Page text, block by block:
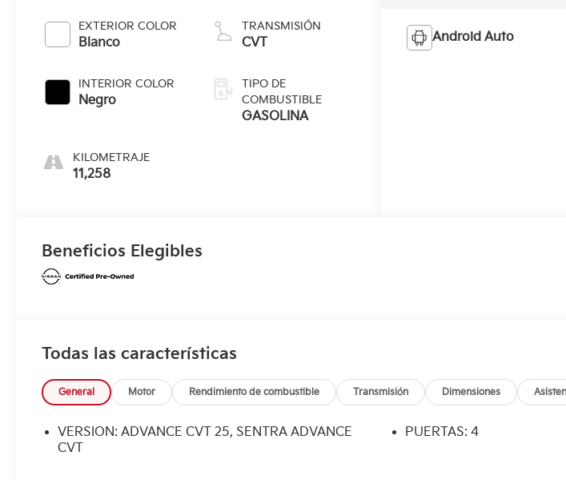
EXTERIOR COLOR
Blanco
INTERIOR COLOR
Negro
KILOMETRAJE
11,258
TRANSMISIÓN
CVT
TIPO DE
COMBUSTIBLE
GASOLINA
Android Auto
Beneficios Elegibles
Todas las características
General Motor Rendimiento de combustible Transmisión Dimensiones
VERSION: ADVANCE CVT 25, SENTRA ADVANCE
CVT
PUERTAS: 4